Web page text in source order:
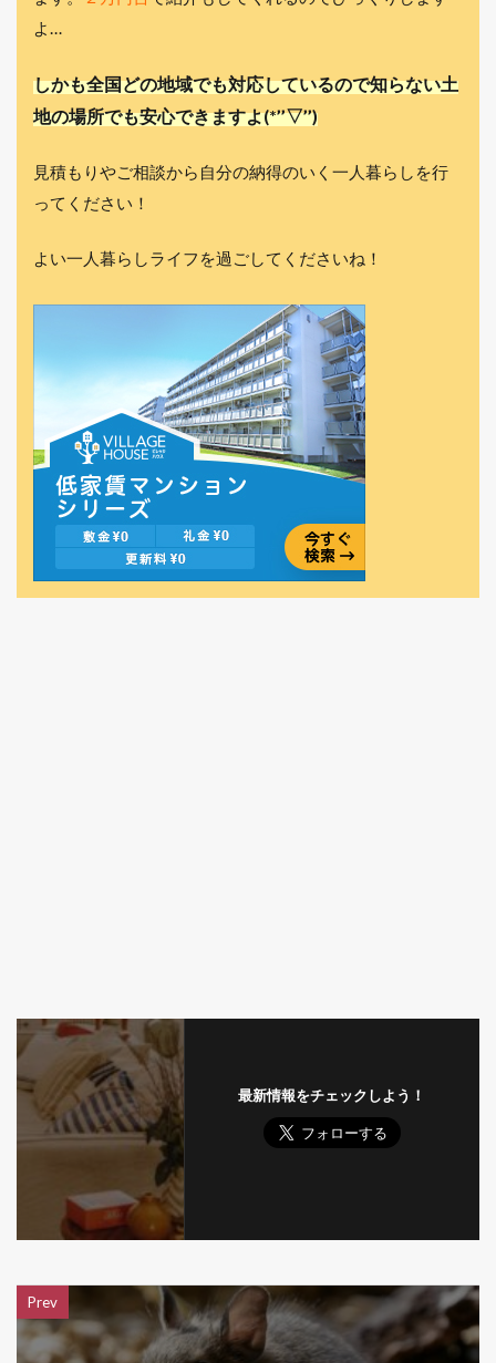
よ…
しかも全国どの地域でも対応しているので知らない土
地の場所でも安心できますよ(*’’▽’’)
見積もりやご相談から自分の納得のいく一人暮らしを行
ってください！
よい一人暮らしライフを過ごしてくださいね！
最新情報をチェックしよう！
Prev